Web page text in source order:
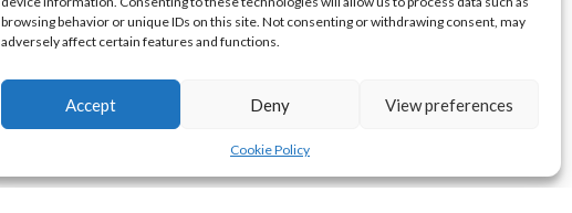
browsing behavior or unique IDs on this site. Not consenting or withdrawing consent, may
adversely affect certain features and functions.
Accept Deny View preferences
Cookie Policy